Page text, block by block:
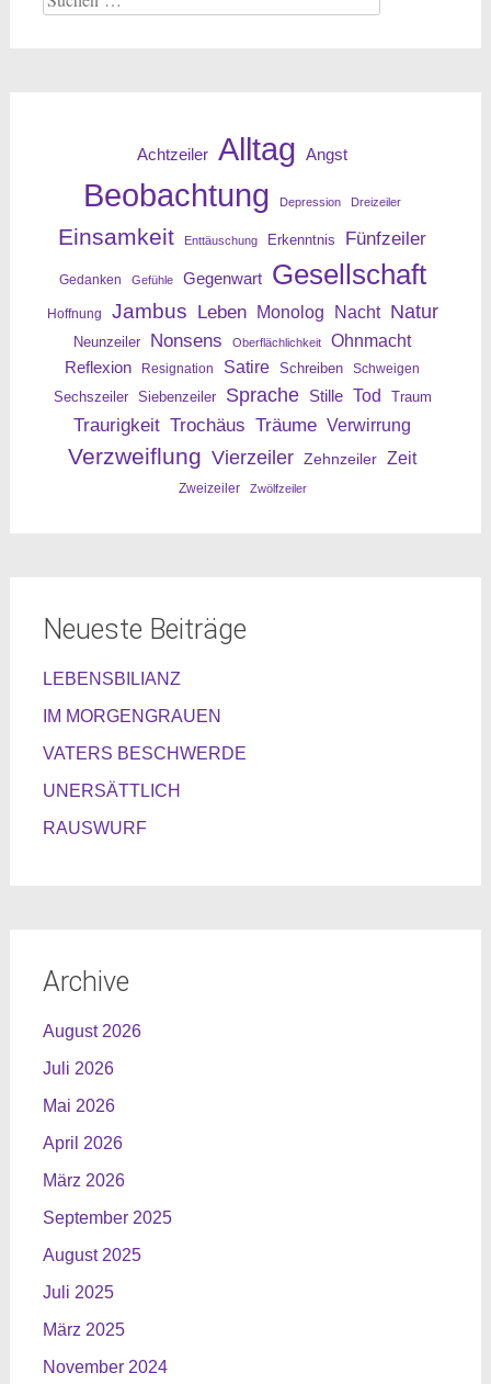
nach:
Achtzeiler Alltag Angst
Beobachtung Depression Dreizeiler
Einsamkeit Enttäuschung Erkenntnis Fünfzeiler
Gedanken Gefühle Gegenwart Gesellschaft
Hoffnung Jambus Leben Monolog Nacht Natur
Neunzeiler Nonsens Oberflächlichkeit
Ohnmacht
Reflexion
Resignation Satire Schreiben Schweigen
Sechszeiler Siebenzeiler Sprache Stille Tod Traum
Traurigkeit Trochäus Träume Verwirrung
Verzweiflung Vierzeiler Zehnzeiler Zeit
Zweizeiler Zwölfzeiler
Neueste Beiträge
LEBENSBILIANZ
IM MORGENGRAUEN
VATERS BESCHWERDE
UNERSÄTTLICH
RAUSWURF
Archive
August 2026
Juli 2026
Mai 2026
April 2026
März 2026
September 2025
August 2025
Juli 2025
März 2025
November 2024